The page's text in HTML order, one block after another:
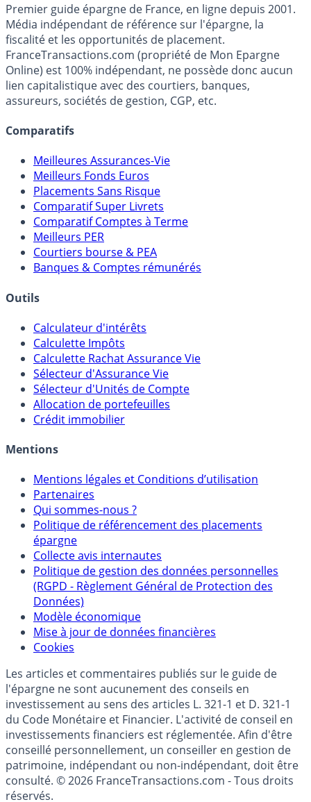
FranceTransactions.com
Premier guide épargne de France, en ligne depuis 2001.
Média indépendant de référence sur l'épargne, la
fiscalité et les opportunités de placement.
FranceTransactions.com (propriété de Mon Epargne
Online) est 100% indépendant, ne possède donc aucun
assureurs, sociétés de gestion, CGP, etc.
Comparatifs
Meilleures Assurances-Vie
Meilleurs Fonds Euros
Placements Sans Risque
Comparatif Super Livrets
Comparatif Comptes à Terme
Meilleurs PER
Banques & Comptes rémunérés
Outils
Calculateur d'intérêts
Calculette Impôts
Calculette Rachat Assurance Vie
Sélecteur d'Assurance Vie
Sélecteur d'Unités de Compte
Crédit immobilier
Mentions
Mentions légales et Conditions d’utilisation
Partenaires
Qui sommes-nous ?
Politique de référencement des placements
épargne
Collecte avis internautes
Politique de gestion des données personnelles
(RGPD - Règlement Général de Protection des
Données)
Modèle économique
Cookies
Les articles et commentaires publiés sur le guide de
l'épargne ne sont aucunement des conseils en
investissement au sens des articles L. 321-1 et D. 321-1
du Code Monétaire et Financier. L'activité de conseil en
investissements financiers est réglementée. Afin d'être
conseillé personnellement, un conseiller en gestion de
patrimoine, indépendant ou non-indépendant, doit être